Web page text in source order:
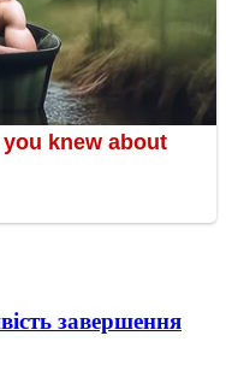
завершення